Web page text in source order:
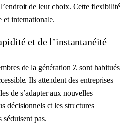
de leur choix. Cette flexibilité
et internationale.
et de l’instantanéité
de la génération Z sont habitués
Ils attendent des entreprises
de s’adapter aux nouvelles
décisionnels et les structures
séduisent pas.